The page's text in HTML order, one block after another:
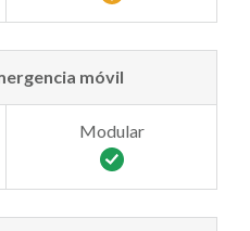
móvil